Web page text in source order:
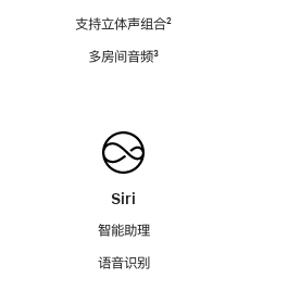
支持立体声组合脚
²
多房间音频脚
³
Siri
智能助理
语音识别